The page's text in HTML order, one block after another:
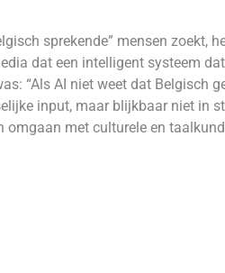
sprekende” mensen
dat een intelligent systeem
“Als AI niet weet dat
input, maar blijkbaar niet in
omgaan met culturele en